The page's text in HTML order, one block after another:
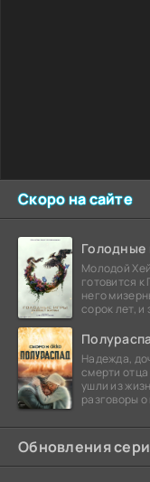
Скоро на сайте
Голодные
Молодой
готовится
него
сорок лет,
Надежда,
смерти
ушли из
разговоры
Обновления